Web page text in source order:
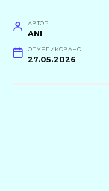
АВТОР
ANI
ОПУБЛИКОВАНО
27.05.2026